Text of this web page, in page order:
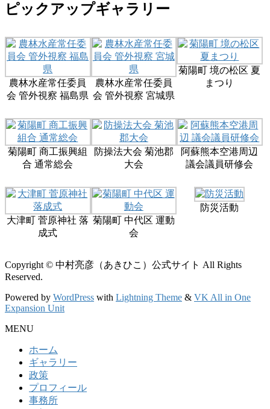
ピックアップギャラリー
農林水産常任委員
会 管外視察 福島県
農林水産常任委員
会 管外視察 宮城県
菊陽町 境の松区 夏
まつり
菊陽町 商工振興組
合 通常総会
防操法大会 菊池郡
大会
阿蘇熊本空港周辺
議会議員研修会
大津町 菅原神社 落
成式
菊陽町 中代区 運動
会
防災活動
Copyright © 中村亮彦（あきひこ）公式サイト All Rights
Reserved.
Powered by WordPress with Lightning Theme & VK All in One
Expansion Unit
MENU
ホーム
ギャラリー
政策
プロフィール
事務所